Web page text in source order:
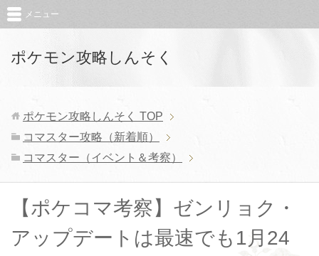
ポケモン攻略しんそく
メニュー
ポケモン攻略しんそく TOP
コマスター攻略（新着順）
コマスター（イベント＆考察）
【ポケコマ考察】ゼンリョク・
アップデートは最速でも1月24